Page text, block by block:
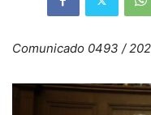
Comunicado 0493 /